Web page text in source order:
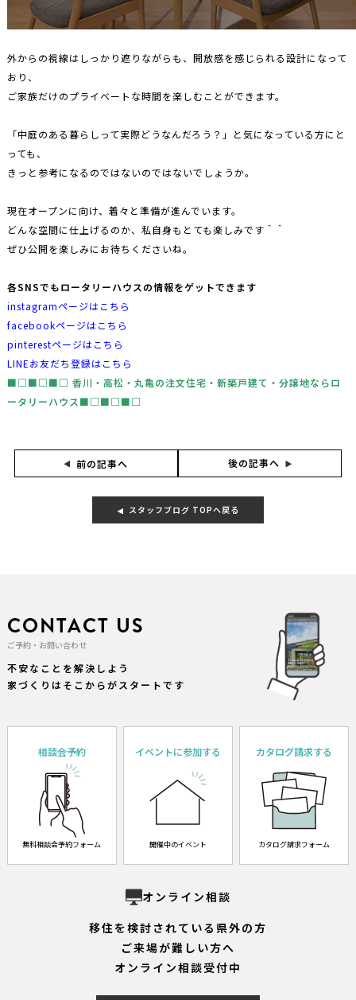
外からの視線はしっかり遮りながらも、開放感を感じられる設計になって
おり、
ご家族だけのプライベートな時間を楽しむことができます。
「中庭のある暮らしって実際どうなんだろう？」と気になっている方にと
っても、
きっと参考になるのではないのではないでしょうか。
現在オープンに向け、着々と準備が進んでいます。
どんな空間に仕上げるのか、私自身もとても楽しみです＾＾
ぜひ公開を楽しみにお待ちくださいね。
各SNSでもロータリーハウスの情報をゲットできます
instagramページはこちら
facebookページはこちら
pinterestページはこちら
LINEお友だち登録はこちら
■□■□■□ ⾹川・⾼松・丸⻲の注文住宅・新築⼾建て・分譲地な らロ
ータリーハウス■□■□■□
前の記事へ 後の記事へ
スタッフブログ TOPへ戻る
CONTACT US
ご予約・お問い合わせ
不安なことを解決しよう
家づくりはそこからがスタートです
相談会予約
無料相談会予約フォーム
イベントに参加する
開催中のイベント
カタログ請求する
カタログ請求フォーム
オンライン相談
移住を検討されている県外の方
ご来場が難しい方へ
オンライン相談受付中